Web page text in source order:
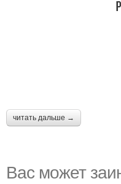
читать дальше →
Вас может